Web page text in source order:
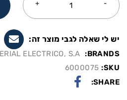
יש לי שאלה לגבי מוצר זה:
BRANDS:
ELECTRICO, S.A.
SKU:
6000075
SHARE: